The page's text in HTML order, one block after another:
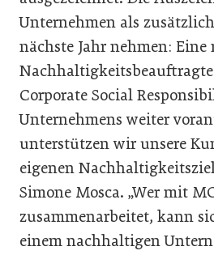
Unternehmen als
nächste Jahr nehmen: Eine
Corporate Social
Unternehmens weiter
unterstützen wir unsere
eigenen
Simone Mosca. „Wer mit
zusammenarbeitet, kann
einem nachhaltigen